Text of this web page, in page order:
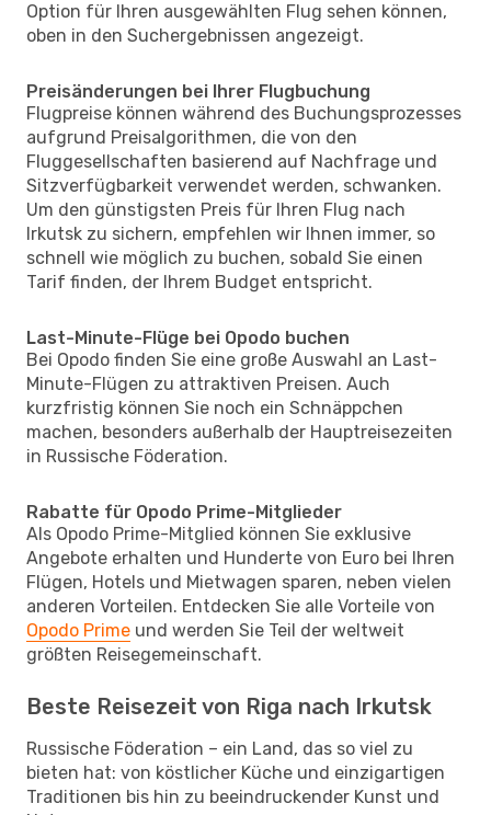
Option für Ihren ausgewählten Flug sehen können,
oben in den Suchergebnissen angezeigt.
Preisänderungen bei Ihrer Flugbuchung
Flugpreise können während des Buchungsprozesses
aufgrund Preisalgorithmen, die von den
Fluggesellschaften basierend auf Nachfrage und
Sitzverfügbarkeit verwendet werden, schwanken.
Um den günstigsten Preis für Ihren Flug nach
Irkutsk zu sichern, empfehlen wir Ihnen immer, so
schnell wie möglich zu buchen, sobald Sie einen
Tarif finden, der Ihrem Budget entspricht.
Last-Minute-Flüge bei Opodo buchen
Bei Opodo finden Sie eine große Auswahl an Last-
Minute-Flügen zu attraktiven Preisen. Auch
kurzfristig können Sie noch ein Schnäppchen
machen, besonders außerhalb der Hauptreisezeiten
in Russische Föderation.
Rabatte für Opodo Prime-Mitglieder
Als Opodo Prime-Mitglied können Sie exklusive
Angebote erhalten und Hunderte von Euro bei Ihren
Flügen, Hotels und Mietwagen sparen, neben vielen
anderen Vorteilen. Entdecken Sie alle Vorteile von
Opodo Prime und werden Sie Teil der weltweit
größten Reisegemeinschaft.
Beste Reisezeit von Riga nach Irkutsk
Russische Föderation – ein Land, das so viel zu
bieten hat: von köstlicher Küche und einzigartigen
Traditionen bis hin zu beeindruckender Kunst und